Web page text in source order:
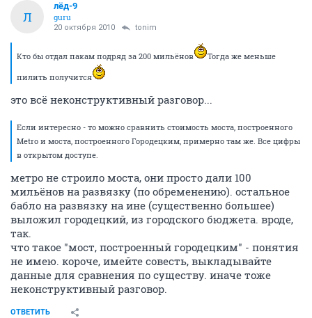
Л
лёд-9
guru
20 октября 2010 tonim
Кто бы отдал пакам подряд за 200 мильёнов
Тогда же меньше
пилить получится
это всё неконструктивный разговор...
Если интересно - то можно сравнить стоимость моста, построенного
Metro и моста, построенного Городецким, примерно там же. Все цифры
в открытом доступе.
метро не строило моста, они просто дали 100
мильёнов на развязку (по обременению). остальное
бабло на развязку на ине (существенно большее)
выложил городецкий, из городского бюджета. вроде,
так.
что такое "мост, построенный городецким" - понятия
не имею. короче, имейте совесть, выкладывайте
данные для сравнения по существу. иначе тоже
неконструктивный разговор.
ОТВЕТИТЬ